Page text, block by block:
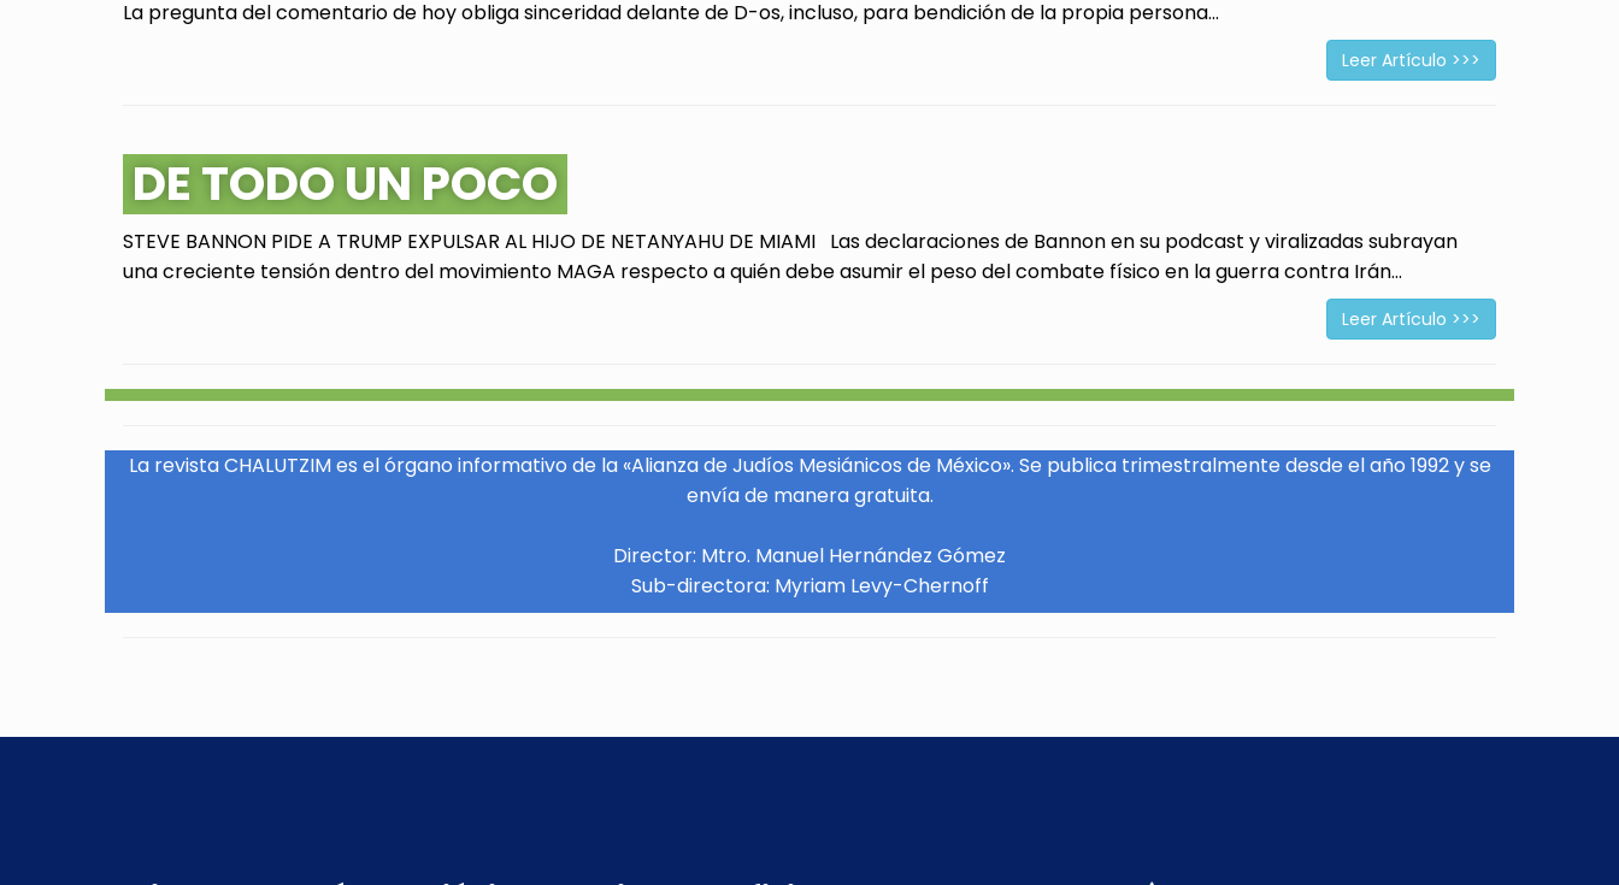
La pregunta del comentario de hoy obliga sinceridad delante de D-os, incluso, para bendición de la propia persona...
Leer Artículo >>>
DE TODO UN POCO
STEVE BANNON PIDE A TRUMP EXPULSAR AL HIJO DE NETANYAHU DE MIAMI Las declaraciones de Bannon en su podcast y viralizadas subrayan
una creciente tensión dentro del movimiento MAGA respecto a quién debe asumir el peso del combate físico en la guerra contra Irán...
Leer Artículo >>>
La revista CHALUTZIM es el órgano informativo de la «Alianza de Judíos Mesiánicos de México». Se publica trimestralmente desde el año 1992 y se
envía de manera gratuita.
Director: Mtro. Manuel Hernández Gómez
Sub-directora: Myriam Levy-Chernoff